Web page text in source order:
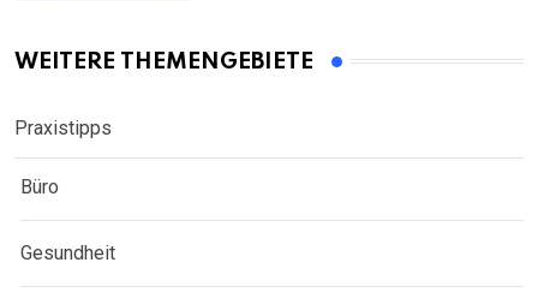
WEITERE THEMENGEBIETE
Praxistipps
Büro
Gesundheit